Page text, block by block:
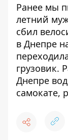
Ранее мы
летний
сбил
в Днепре
грузовик.
Днепре
самокате,